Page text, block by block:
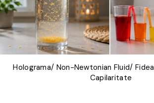
Holograma/ Non-Newtonian Fluid/
Capilaritate